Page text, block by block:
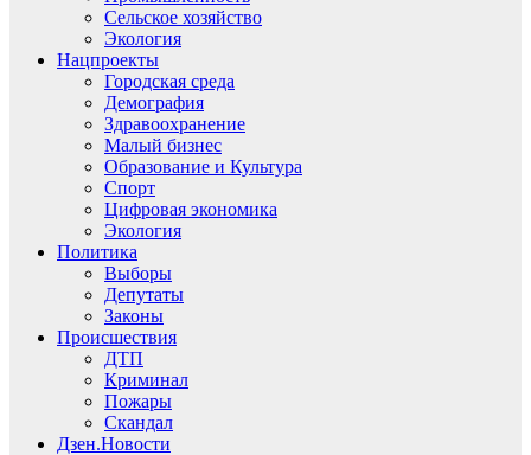
Сельское хозяйство
Экология
Нацпроекты
Городская среда
Демография
Здравоохранение
Малый бизнес
Образование и Культура
Спорт
Цифровая экономика
Экология
Политика
Выборы
Депутаты
Законы
Происшествия
ДТП
Криминал
Пожары
Скандал
Дзен.Новости